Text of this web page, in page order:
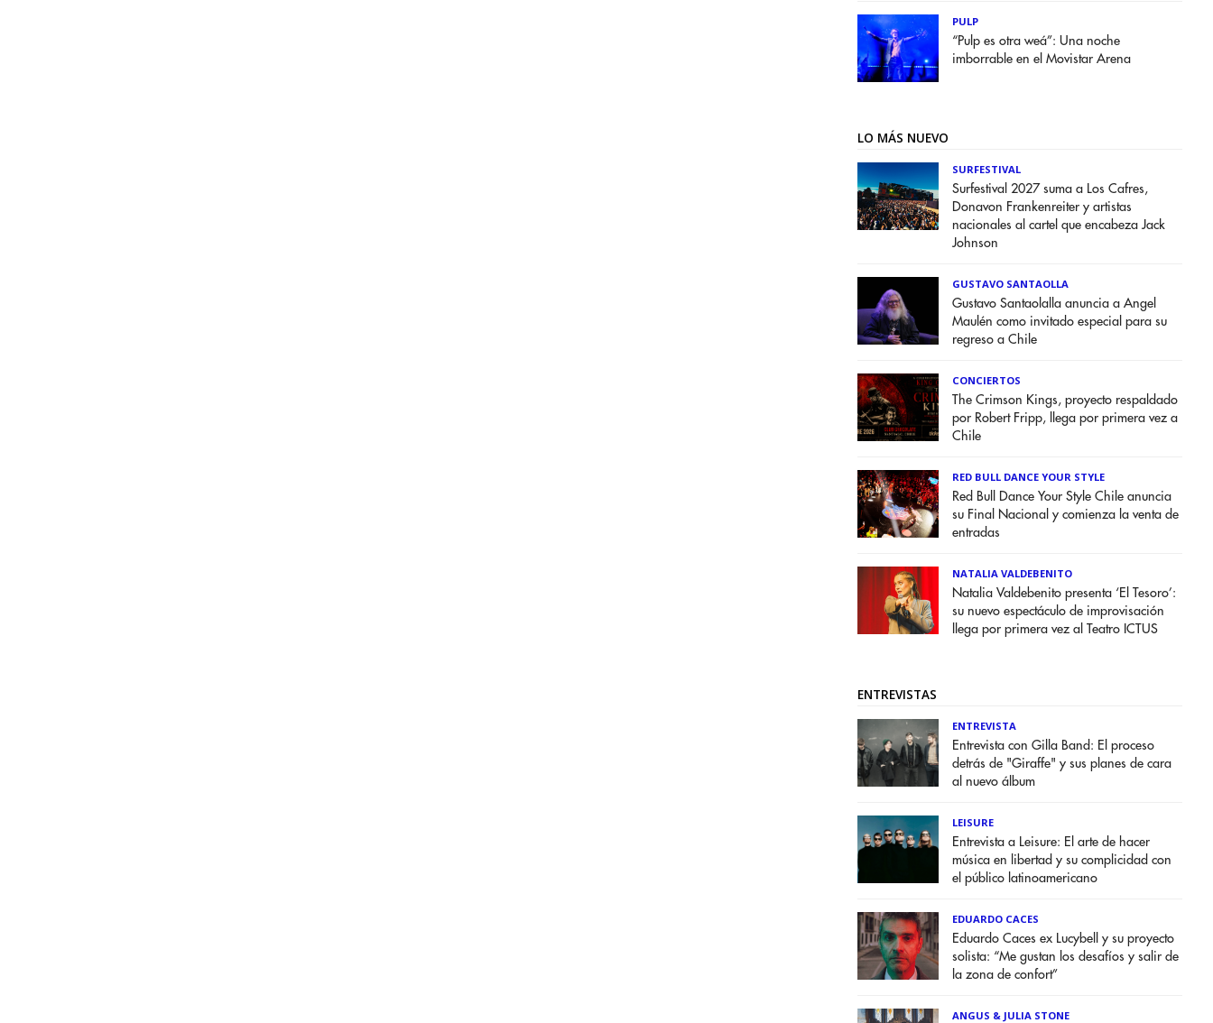
PULP
“Pulp es otra weá”: Una noche
imborrable en el Movistar Arena
LO MÁS NUEVO
SURFESTIVAL
Surfestival 2027 suma a Los Cafres,
Donavon Frankenreiter y artistas
nacionales al cartel que encabeza Jack
Johnson
GUSTAVO SANTAOLLA
Gustavo Santaolalla anuncia a Angel
Maulén como invitado especial para su
regreso a Chile
CONCIERTOS
The Crimson Kings, proyecto respaldado
por Robert Fripp, llega por primera vez a
Chile
RED BULL DANCE YOUR STYLE
Red Bull Dance Your Style Chile anuncia
su Final Nacional y comienza la venta de
entradas
NATALIA VALDEBENITO
Natalia Valdebenito presenta ‘El Tesoro’:
su nuevo espectáculo de improvisación
llega por primera vez al Teatro ICTUS
ENTREVISTAS
ENTREVISTA
Entrevista con Gilla Band: El proceso
detrás de "Giraffe" y sus planes de cara
al nuevo álbum
LEISURE
Entrevista a Leisure: El arte de hacer
música en libertad y su complicidad con
el público latinoamericano
EDUARDO CACES
Eduardo Caces ex Lucybell y su proyecto
solista: “Me gustan los desafíos y salir de
la zona de confort”
ANGUS & JULIA STONE